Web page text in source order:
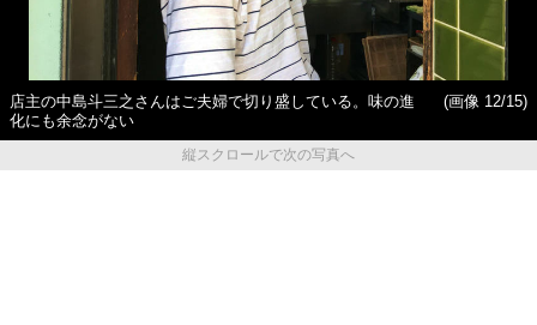
店主の中島斗三之さんはご夫婦で切り盛している。味の進
化にも余念がない
(画像 12/15)
縦スクロールで次の写真へ